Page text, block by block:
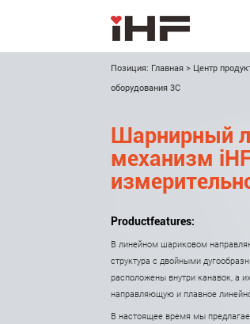
Позиция: Главная > Центр
оборудования 3C
Шарнирный
механизм
Productfeatures:
В линейном шариковом
структура с двойными
расположены внутри канавок, а
направляющую и плавное
В настоящее время мы